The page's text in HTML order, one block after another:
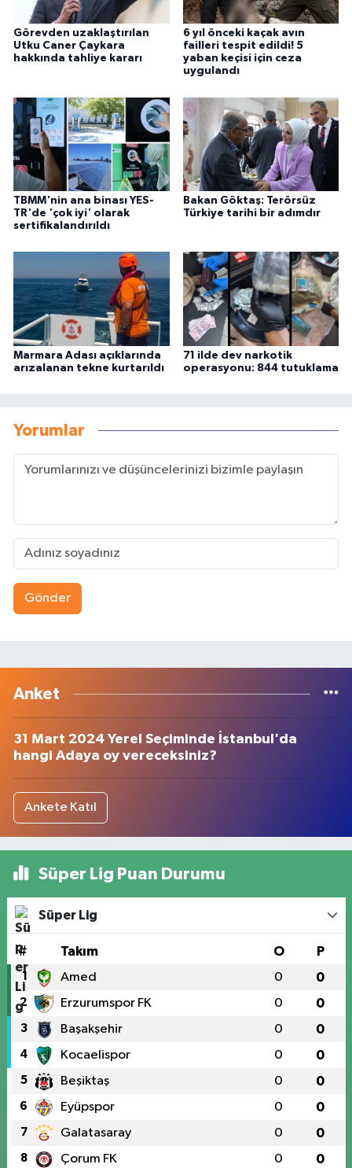
Görevden uzaklaştırılan
Utku Caner Çaykara
hakkında tahliye kararı
6 yıl önceki kaçak avın
failleri tespit edildi! 5
yaban keçisi için ceza
uygulandı
TBMM'nin ana binası YES-
TR'de 'çok iyi' olarak
sertifikalandırıldı
Bakan Göktaş: Terörsüz
Türkiye tarihi bir adımdır
Marmara Adası açıklarında
arızalanan tekne kurtarıldı
71 ilde dev narkotik
operasyonu: 844 tutuklama
Yorumlar
Gönder
Anket
31 Mart 2024 Yerel Seçiminde İstanbul'da
hangi Adaya oy vereceksiniz?
Ankete Katıl
Süper Lig Puan Durumu
Süper Lig
# Takım O P
1 Amed 0 0
2 Erzurumspor FK 0 0
3 Başakşehir 0 0
4 Kocaelispor 0 0
5 Beşiktaş 0 0
6 Eyüpspor 0 0
7 Galatasaray 0 0
8 Çorum FK 0 0